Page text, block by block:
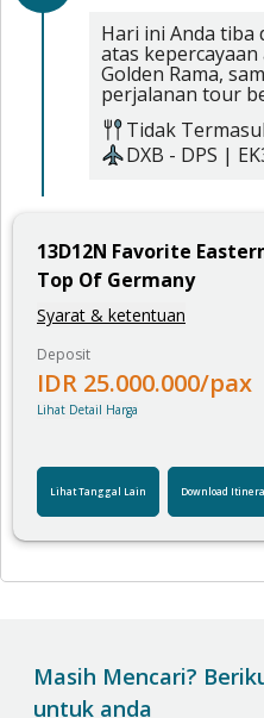
Hari ini Anda tiba
atas
Golden Rama,
perjalanan tour
Tidak
DXB - DPS |
13D12N Favorite
Top Of Germany
Syarat & ketentuan
Deposit
IDR 25.000.000/pax
Lihat Detail Harga
Lihat Tanggal Lain Download
Masih Mencari?
untuk anda